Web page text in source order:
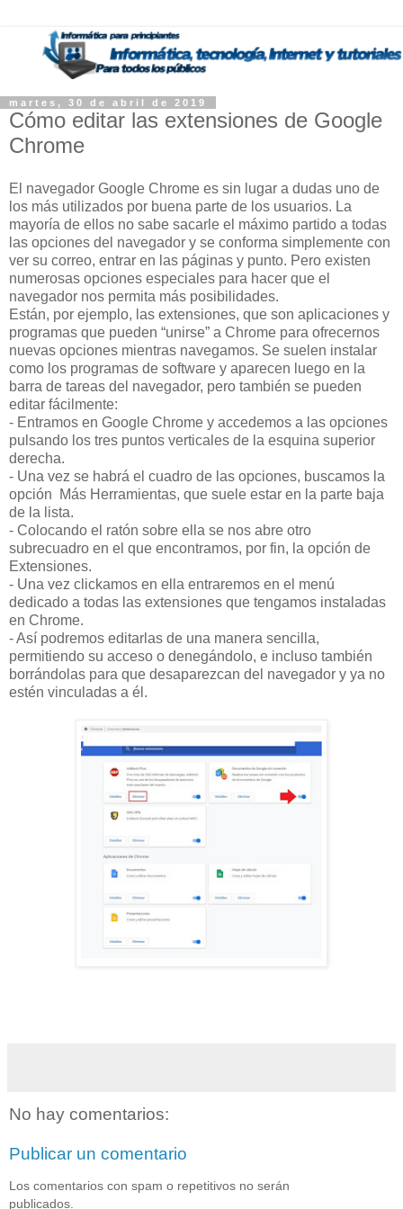
martes, 30 de abril de 2019
Cómo editar las extensiones de Google
Chrome
El navegador Google Chrome es sin lugar a dudas uno de
los más utilizados por buena parte de los usuarios. La
mayoría de ellos no sabe sacarle el máximo partido a todas
las opciones del navegador y se conforma simplemente con
ver su correo, entrar en las páginas y punto. Pero existen
numerosas opciones especiales para hacer que el
navegador nos permita más posibilidades.
Están, por ejemplo, las extensiones, que son aplicaciones y
programas que pueden “unirse” a Chrome para ofrecernos
nuevas opciones mientras navegamos. Se suelen instalar
como los programas de software y aparecen luego en la
barra de tareas del navegador, pero también se pueden
editar fácilmente:
- Entramos en Google Chrome y accedemos a las opciones
pulsando los tres puntos verticales de la esquina superior
derecha.
- Una vez se habrá el cuadro de las opciones, buscamos la
opción Más Herramientas, que suele estar en la parte baja
de la lista.
- Colocando el ratón sobre ella se nos abre otro
subrecuadro en el que encontramos, por fin, la opción de
Extensiones.
- Una vez clickamos en ella entraremos en el menú
dedicado a todas las extensiones que tengamos instaladas
en Chrome.
-Así podremos editarlas de una manera sencilla,
permitiendo su acceso o denegándolo, e incluso también
borrándolas para que desaparezcan del navegador y ya no
estén vinculadas a él.
No hay comentarios:
Publicar un comentario
Los comentarios con spam o repetitivos no serán
publicados.